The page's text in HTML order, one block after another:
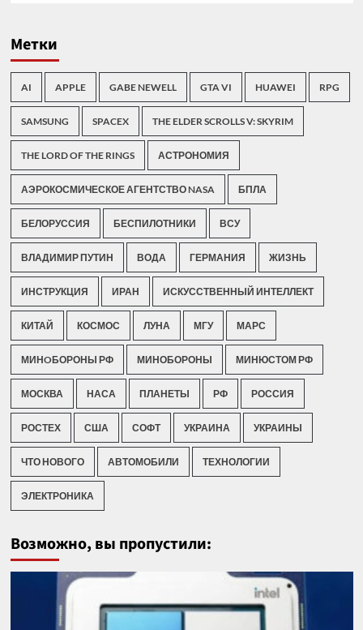
Метки
AI APPLE GABE NEWELL GTA VI HUAWEI RPG
SAMSUNG SPACEX THE ELDER SCROLLS V: SKYRIM
THE LORD OF THE RINGS АСТРОНОМИЯ
АЭРОКОСМИЧЕСКОЕ АГЕНТСТВО NASA БПЛА
БЕЛОРУССИЯ БЕСПИЛОТНИКИ ВСУ
ВЛАДИМИР ПУТИН ВОДА ГЕРМАНИЯ ЖИЗНЬ
ИНСТРУКЦИЯ ИРАН ИСКУССТВЕННЫЙ ИНТЕЛЛЕКТ
КИТАЙ КОСМОС ЛУНА МГУ МАРС
МИНOБОРОНЫ РФ МИНОБОРОНЫ МИНЮСТОМ РФ
МОСКВА НАСА ПЛАНЕТЫ РФ РОССИЯ
РОСТЕХ США СОФТ УКРАИНА УКРАИНЫ
ЧТО НОВОГО АВТОМОБИЛИ ТЕХНОЛОГИИ
ЭЛЕКТРОНИКА
Возможно, вы пропустили: